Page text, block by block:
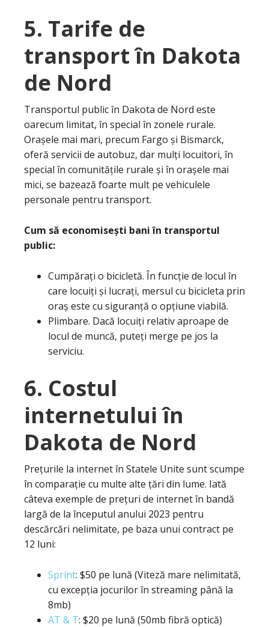
5. Tarife de
transport în Dakota
de Nord
Transportul public în Dakota de Nord este
oarecum limitat, în special în zonele rurale.
Orașele mai mari, precum Fargo și Bismarck,
oferă servicii de autobuz, dar mulți locuitori, în
special în comunitățile rurale și în orașele mai
mici, se bazează foarte mult pe vehiculele
personale pentru transport.
Cum să economisești bani în transportul
public:
Cumpărați o bicicletă. În funcție de locul în
care locuiți și lucrați, mersul cu bicicleta prin
oraș este cu siguranță o opțiune viabilă.
Plimbare. Dacă locuiți relativ aproape de
locul de muncă, puteți merge pe jos la
serviciu.
6. Costul
internetului în
Dakota de Nord
Prețurile la internet în Statele Unite sunt scumpe
în comparație cu multe alte țări din lume. Iată
câteva exemple de prețuri de internet în bandă
largă de la începutul anului 2023 pentru
descărcări nelimitate, pe baza unui contract pe
12 luni:
Sprint: $50 pe lună (Viteză mare nelimitată,
cu excepția jocurilor în streaming până la
8mb)
AT & T: $20 pe lună (50mb fibră optică)